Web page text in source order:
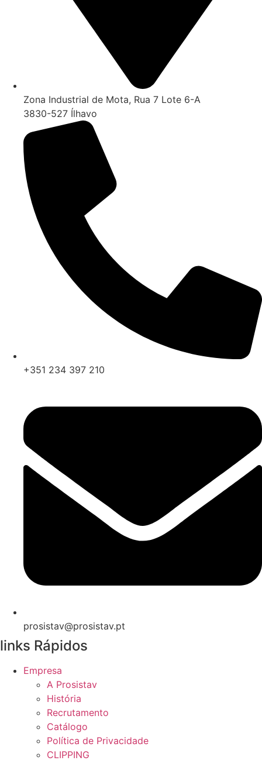
Zona Industrial de Mota, Rua 7 Lote 6-A
3830-527 Ílhavo
+351 234 397 210
prosistav@prosistav.pt
links Rápidos
Empresa
A Prosistav
História
Recrutamento
Catálogo
Política de Privacidade
CLIPPING